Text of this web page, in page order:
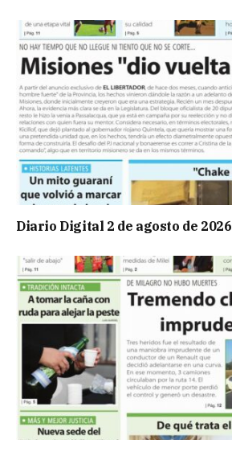
Diario Digital 2 de agosto de 2026